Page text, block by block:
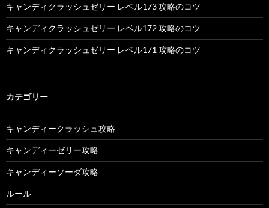
キャンディクラッシュゼリー レベル173 攻略のコツ
キャンディクラッシュゼリー レベル172 攻略のコツ
キャンディクラッシュゼリー レベル171 攻略のコツ
カテゴリー
キャンディークラッシュ攻略
キャンディーゼリー攻略
キャンディーソーダ攻略
ルール